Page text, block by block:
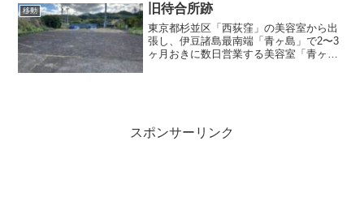
移動 旧待合所跡
東京都杉並区「西荻窪」の美容室から出
張し、伊豆諸島最南端「青ヶ島」で2〜3
ヶ月おきに数日営業する美容室「青ヶ島
スポンサーリンク